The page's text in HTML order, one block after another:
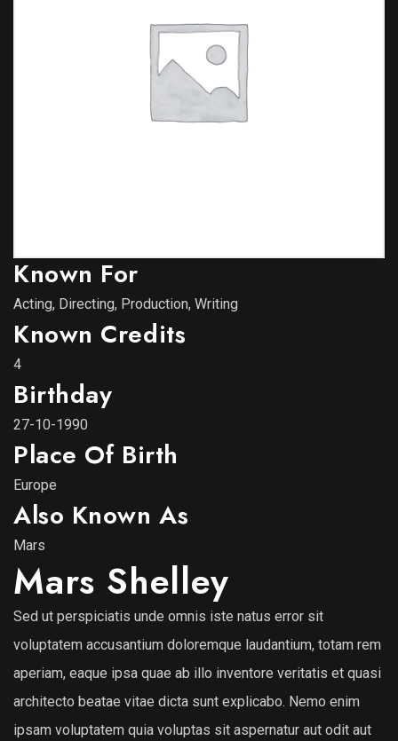
Known For
Acting, Directing, Production, Writing
Known Credits
4
Birthday
27-10-1990
Place Of Birth
Europe
Also Known As
Mars
Mars Shelley
Sed ut perspiciatis unde omnis iste natus error sit
voluptatem accusantium doloremque laudantium, totam rem
aperiam, eaque ipsa quae ab illo inventore veritatis et quasi
architecto beatae vitae dicta sunt explicabo. Nemo enim
ipsam voluptatem quia voluptas sit aspernatur aut odit aut